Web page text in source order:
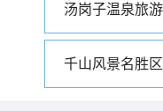
千山风景名胜区